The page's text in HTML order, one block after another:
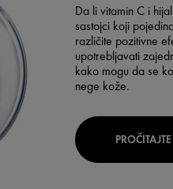
Da li vitamin C i
sastojci koji
različite pozitivne
upotrebljavati
kako mogu da se
nege kože.